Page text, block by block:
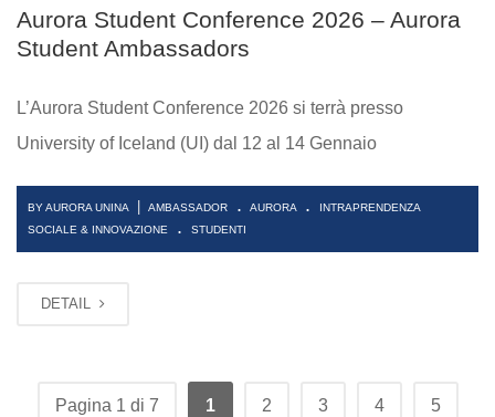
Aurora Student Conference 2026 – Aurora
Student Ambassadors
L’Aurora Student Conference 2026 si terrà presso
University of Iceland (UI) dal 12 al 14 Gennaio
BY AURORA UNINA AMBASSADOR . AURORA .
INTRAPRENDENZA
SOCIALE & INNOVAZIONE
. STUDENTI
DETAIL
Pagina 1 di 7 1 2 3 4 5